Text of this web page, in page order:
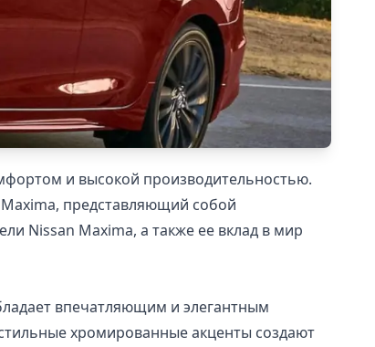
и высокой производительностью.
представляющий собой
Nissan Maxima, а также ее вклад в мир
впечатляющим и элегантным
хромированные акценты создают